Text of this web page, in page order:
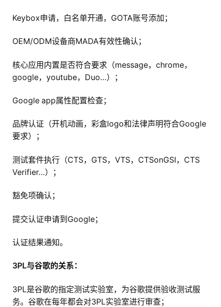
Keybox申请，白名单开通，GOTA账号添加；
OEM/ODM设备商MADA有效性确认；
核心应用内置是否符合要求（message，chrome，
google，youtube，Duo…）；
Google app属性配置检查；
品牌认证（开机动画，彩盒logo和法律声明符合Google
要求）；
测试套件执行（CTS，GTS，VTS，CTSonGSI，CTS
Verifier…）；
豁免项确认；
提交认证申请到Google；
认证结果通知。
3PL与谷歌的关系：
3PL是谷歌的指定测试实验室，为谷歌提供验收测试服
务。谷歌在每年都会对3PL实验室进行审查；